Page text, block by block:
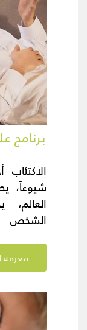
برنامج
شيوعاً،
العالم،
الشخص
معرفة